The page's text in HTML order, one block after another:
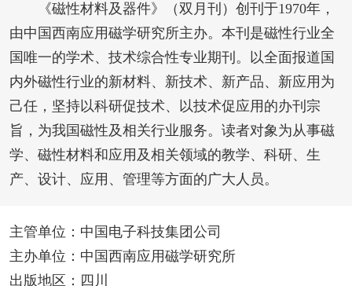
《磁性材料及器件》（双月刊）创刊于1970年，
由中国西南应用磁学研究所主办。本刊是磁性行业全
国唯一的学术、技术综合性专业期刊。以全面报道国
内外磁性行业的新材料、新技术、新产品、新应用为
己任，坚持以科研促技术、以技术促应用的办刊宗
旨，为我国磁性及相关行业服务。读者对象为从事磁
学、磁性材料和应用及相关领域的教学、科研、生
产、设计、应用、管理等方面的广大人员。
主管单位：中国电子科技集团公司
主办单位：中国西南应用磁学研究所
出版地区：四川